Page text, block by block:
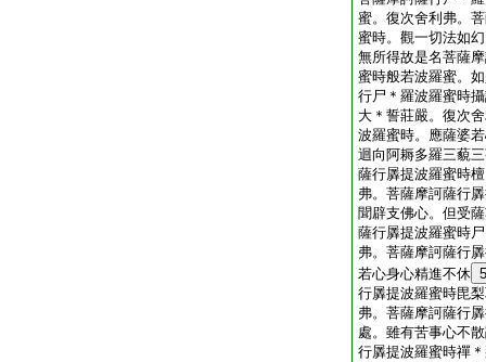
蜜。復次舍利弗。
蜜時。觀一切法如
無所得故是名菩薩
蜜時般若波羅蜜。
行尸＊羅波羅蜜時
大＊誓莊嚴。復次
波羅蜜時。應薩婆
迴向阿耨多羅三藐
薩行羼提波羅蜜時
弗。菩薩摩訶薩行
聞辟支佛心。但受
薩行羼提波羅蜜時
弗。菩薩摩訶薩行
若心身心精進不休 5
行羼提波羅蜜時毘
弗。菩薩摩訶薩行
處。雖有苦事心不
行羼提波羅蜜時禪